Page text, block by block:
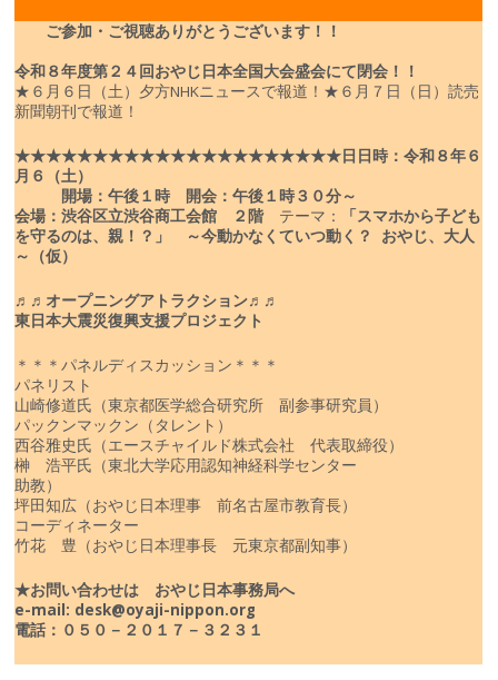
ご参加・ご視聴ありがとうございます！！
令和８年度第２４回おやじ日本全国大会盛会にて閉会！！
★６月６日（土）夕方NHKニュースで報道！ ★６月７日（日）読売
新聞朝刊で報道！
★★★★★★★★★★★★★★★★★★★★★日 日時：令和８年６
月６（土）
開場：午後１時 開会：午後１時３０分～
会場：渋谷区立渋谷商工会館 ２階 テーマ：
「スマホから子ども
を守るのは、親！？」
～今動かなくていつ動く？ おやじ、大人
～（仮）
♬♬オープニングアトラクション♬♬
東日本大震災復興支援プロジェクト
＊＊＊パネルディスカッション＊＊＊
パネリスト
山崎修道氏（東京都医学総合研究所 副参事研究員）
パックンマックン（タレント）
西谷雅史氏（エースチャイルド株式会社 代表取締役）
榊 浩平氏（東北大学応用認知神経科学センター
助教）
坪田知広（おやじ日本理事 前名古屋市教育長）
コーディネーター
竹花 豊（おやじ日本理事長 元東京都副知事）
★お問い合わせは おやじ日本事務局へ
e-mail: desk@oyaji-nippon.org
電話：０５０－２０１７－３２３１